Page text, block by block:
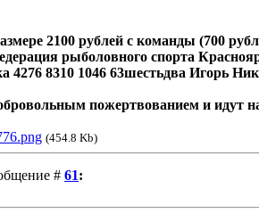
2100 рублей с команды (700
рыболовного спорта
4276 8310 1046 63шестьдва Игорь
пожертвованием и идут
(454.8 Kb)
# 61: